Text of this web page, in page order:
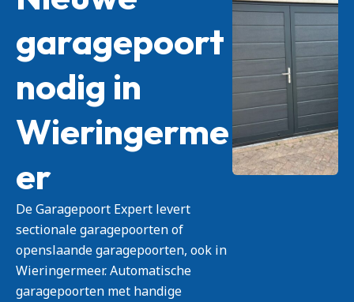
garagepoort
nodig in
Wieringerme
er
De Garagepoort Expert levert
sectionale garagepoorten of
openslaande garagepoorten, ook in
Wieringermeer. Automatische
garagepoorten met handige